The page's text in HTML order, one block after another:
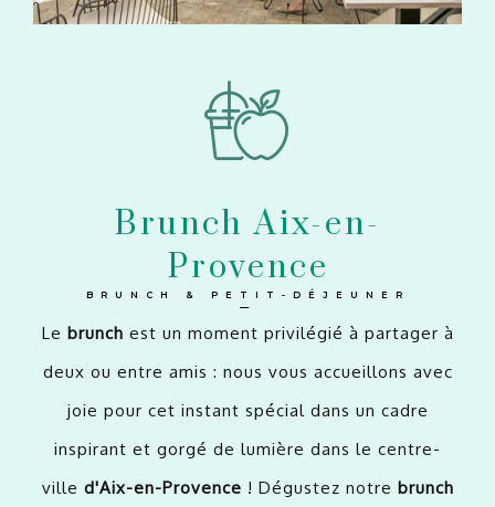
Brunch Aix-en-
Provence
BRUNCH & PETIT-DÉJEUNER
—
Le brunch est un moment privilégié à partager à
deux ou entre amis : nous vous accueillons avec
joie pour cet instant spécial dans un cadre
inspirant et gorgé de lumière dans le centre-
ville d'Aix-en-Provence ! Dégustez notre brunch